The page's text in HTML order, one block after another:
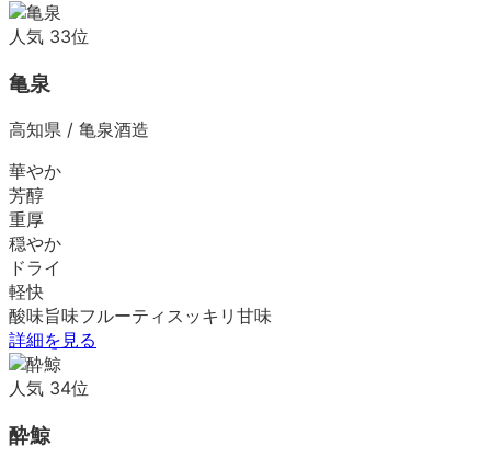
人気 33位
亀泉
高知県 / 亀泉酒造
華やか
芳醇
重厚
穏やか
ドライ
軽快
酸味旨味フルーティ スッキリ 甘味
詳細を見る
人気 34位
酔鯨